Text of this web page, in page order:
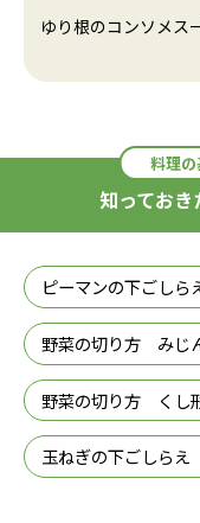
ゆり根のコンソメス
料理の
知っておき
ピーマンの下ごしら
野菜の切り方 みじ
野菜の切り方 くし
玉ねぎの下ごしらえ